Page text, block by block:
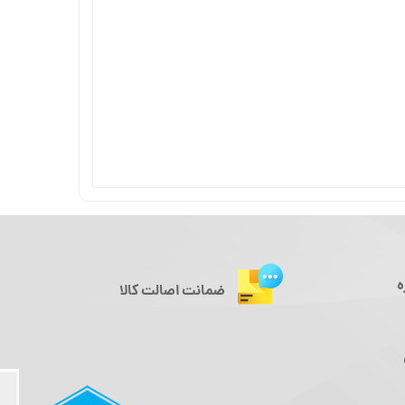
ضمانت اصالت کالا